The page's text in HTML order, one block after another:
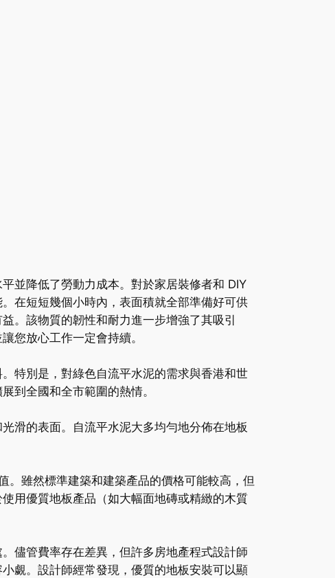
並降低了勞動力成本。對於家居裝修者和 DIY
在短短幾個小時內，表面積就全部準備好可供
。該物質的韌性和耐力進一步增強了其吸引
您放心工作一定會持續。
特別是，對綠色自流平水泥的需求與香港和世
到全國和全市範圍的熱情。
滑的表面。自流平水泥大多均勻地分佈在地板
。雖然標準建築和建築產品的價格可能較高，但
用優質地板產品（如大幅面地磚或精緻的木質
儘管費率存在差異，但許多房地產程式設計師
覷。設計師經常發現，優質的地板安裝可以顯